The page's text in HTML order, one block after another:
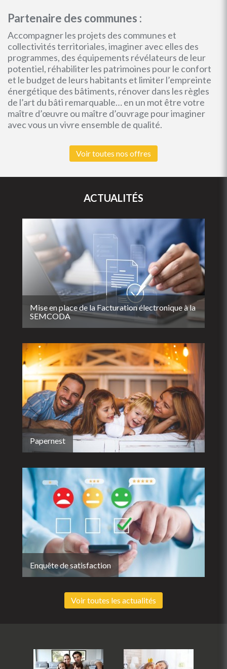
Partenaire des communes :
Accompagner les projets des communes et
collectivités territoriales, imaginer avec elles des
programmes, des équipements révélateurs de leur
potentiel, réhabiliter les patrimoines pour le confort
et le budget de leurs habitants et limiter l’empreinte
énergétique des bâtiments, rénover dans les règles
de l’art du bâti remarquable… en un mot être votre
maître d’œuvre ou maître d’ouvrage pour imaginer
avec vous un vivre ensemble de qualité.
Voir toutes nos offres
ACTUALITÉS
Mise en place de la Facturation électronique à la
SEMCODA
Papernest
Enquête de satisfaction
Voir toutes les actualités